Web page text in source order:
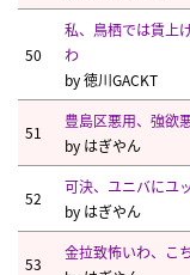
50
私、鳥栖では賃上
わ
by徳川GACKT
51
豊島区悪用、強欲
by はぎやん
52
可決、ユニバにユ
by はぎやん
53
金拉致怖いわ、こ